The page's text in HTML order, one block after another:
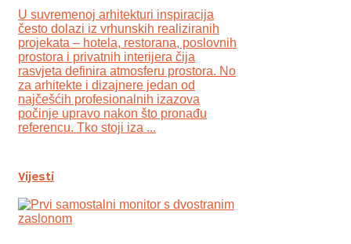
U suvremenoj arhitekturi inspiracija
često dolazi iz vrhunskih realiziranih
projekata – hotela, restorana, poslovnih
prostora i privatnih interijera čija
rasvjeta definira atmosferu prostora. No
za arhitekte i dizajnere jedan od
najčešćih profesionalnih izazova
počinje upravo nakon što pronađu
referencu. Tko stoji iza ...
Vijesti